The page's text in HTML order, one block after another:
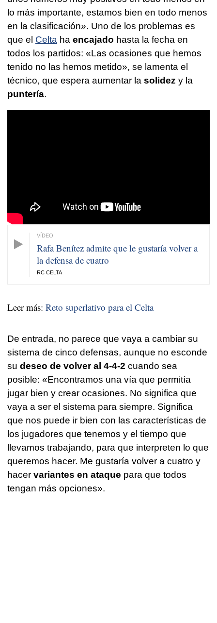
lo más importante, estamos bien en todo menos
en la clasificación». Uno de los problemas es
que el Celta ha encajado hasta la fecha en
todos los partidos: «Las ocasiones que hemos
tenido no las hemos metido», se lamenta el
técnico, que espera aumentar la solidez y la
puntería.
Rafa Benítez admite que le gustaría volver a
la defensa de cuatro
RC CELTA
Leer más: Reto superlativo para el Celta
De entrada, no parece que vaya a cambiar su
sistema de cinco defensas, aunque no esconde
su deseo de volver al 4-4-2 cuando sea
posible: «Encontramos una vía que permitía
jugar bien y crear ocasiones. No significa que
vaya a ser el sistema para siempre. Significa
que nos puede ir bien con las características de
los jugadores que tenemos y el tiempo que
llevamos trabajando, para que interpreten lo que
queremos hacer. Me gustaría volver a cuatro y
hacer variantes en ataque para que todos
tengan más opciones».